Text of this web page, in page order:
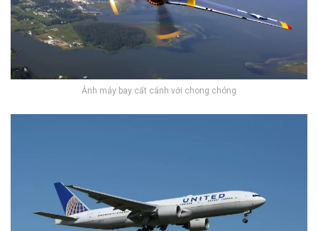
Ảnh máy bay cất cánh với chong chóng